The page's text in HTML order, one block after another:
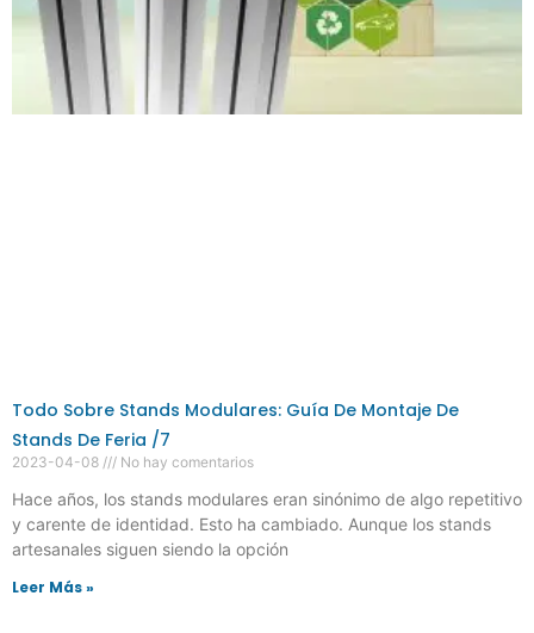
Todo Sobre Stands Modulares: Guía De Montaje De
Stands De Feria /7
2023-04-08 No hay comentarios
Hace años, los stands modulares eran sinónimo de algo repetitivo
y carente de identidad. Esto ha cambiado. Aunque los stands
artesanales siguen siendo la opción
Leer Más »